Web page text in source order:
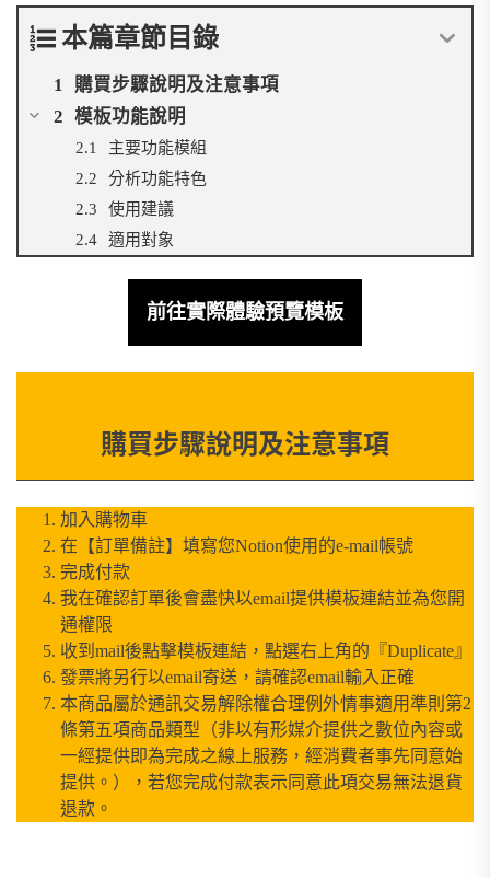
量
本篇章節目錄
購買步驟說明及注意事項
模板功能說明
主要功能模組
分析功能特色
使用建議
適用對象
前往實際體驗預覽模板
購買步驟說明及注意事項
加入購物車
在【訂單備註】填寫您Notion使用的e-mail帳號
完成付款
我在確認訂單後會盡快以email提供模板連結並為您開
通權限
收到mail後點擊模板連結，點選右上角的『Duplicate』
發票將另行以email寄送，請確認email輸入正確
本商品屬於通訊交易解除權合理例外情事適用準則第2
條第五項商品類型（非以有形媒介提供之數位內容或
一經提供即為完成之線上服務，經消費者事先同意始
提供。），若您完成付款表示同意此項交易無法退貨
退款。